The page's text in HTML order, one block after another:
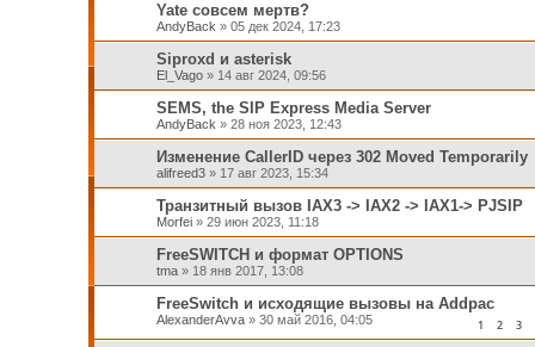
Yate совсем мертв?
AndyBack» 05 дек 2024, 17:23
Siproxd и asterisk
El_Vago» 14 авг 2024, 09:56
SEMS, the SIP Express Media Server
AndyBack» 28 ноя 2023, 12:43
Изменение CallerID через 302 Moved Temporarily
alifreed3» 17 авг 2023, 15:34
Транзитный вызов IAX3 -> IAX2 -> IAX1-> PJSIP
Morfei» 29 июн 2023, 11:18
FreeSWITCH и формат OPTIONS
tma» 18 янв 2017, 13:08
FreeSwitch и исходящие вызовы на Addpac
AlexanderAvva» 30 май 2016, 04:05 1 2 3